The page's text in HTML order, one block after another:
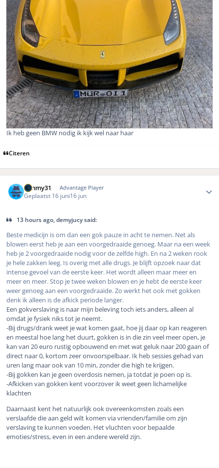
Ik heb geen BMW nodig ik kijk wel naar haar
Citeren
Timmy31 Advantage Player
Geplaatst 16 juni16 jun
13 hours ago, demyjucy said:
Beste medicijn is om dan een gok pauze in acht te nemen. Net als
blowen eerst heb je aan een voorgedraaide genoeg. Maar na een week
heb je 2 voorgedraaide nodig voor de zelfde high. En na 2 weken rook
je hele zakken leeg. Is overig met alle drugs. Je blijft opzoek naar dat
intense gevoel van de eerste keer. Het wordt alleen maar meer en
meer en meer. Stop je twee weken blowen en je hebt de eerste keer
weer genoeg aan een voorgedraaide. Zo werkt het ook met gokken
denk ik alleen is de afkick periode langer.
Een gokverslaving is naar mijn beleving toch iets anders, alleen al
omdat je fysiek niks tot je neemt.
-Bij drugs/drank weet je wat komen gaat, hoe jij daar op kan reageren
en meestal hoe lang het duurt, gokken is in die zin veel meer open, je
kan van 20 euro rustig opbouwend en met wat geluk naar 200 gaan of
direct naar 0, kortom zeer onvoorspelbaar. Ik heb sessies gehad van
uren lang maar ook van 10 min, zonder die high te krijgen.
-Bij gokken kan je geen overdosis nemen, ja totdat je poen op is.
-Afkicken van gokken kent voorzover ik weet geen lichamelijke
klachten
Daarnaast kent het natuurlijk ook overeenkomsten zoals een
verslaafde die aan geld wilt komen via vrienden/familie om zijn
verslaving te kunnen voeden. Het vluchten voor bepaalde
emoties/stress, even in een andere wereld zijn.